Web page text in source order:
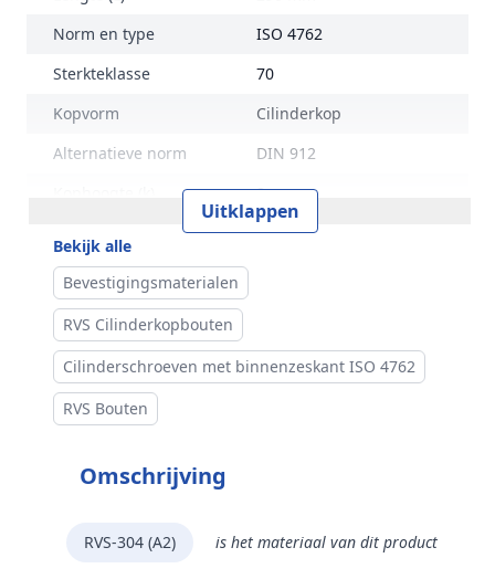
Norm en type
ISO 4762
Sterkteklasse
70
Kopvorm
Cilinderkop
Alternatieve norm
DIN 912
8 mm
13 mm
Aandrijving
Inhoud verpakking
Merk
RVS Products
Uitklappen
Bekijk alle
Bevestigingsmaterialen
RVS Cilinderkopbouten
Cilinderschroeven met binnenzeskant ISO 4762
RVS Bouten
Omschrijving
RVS-304 (A2) is het materiaal van dit product